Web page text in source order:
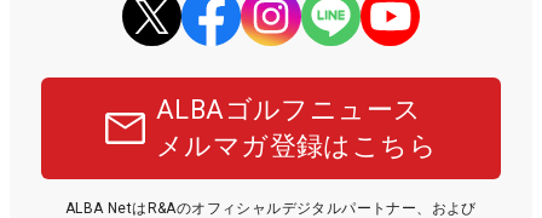
ALBAゴルフニュース
メルマガ登録はこちら
ALBA NetはR&Aのオフィシャルデジタルパートナー、および